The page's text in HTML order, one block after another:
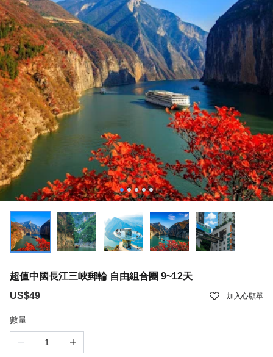
超值中國長江三峽郵輪 自由組合團 9~12天
US$49
加入心願單
數量